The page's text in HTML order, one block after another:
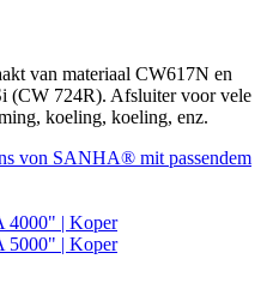
van materiaal CW617N en
(CW 724R). Afsluiter voor vele
koeling, koeling, enz.
4000" | Koper
5000" | Koper